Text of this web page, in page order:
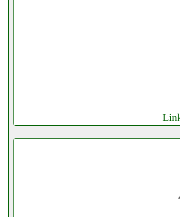
Cerchiamo Collaboratori per
Gratis registra il tuo Sito di